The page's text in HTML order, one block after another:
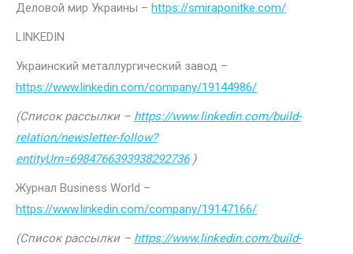
Деловой мир Украины – https://smiraponitke.com/
LINKEDIN
Украинский металлургический завод –
https://www.linkedin.com/company/19144986/
(Список рассылки – https://www.linkedin.com/build-
relation/newsletter-follow?
entityUrn=6984766393938292736)
Журнал Business World –
https://www.linkedin.com/company/19147166/
(Список рассылки – https://www.linkedin.com/build-